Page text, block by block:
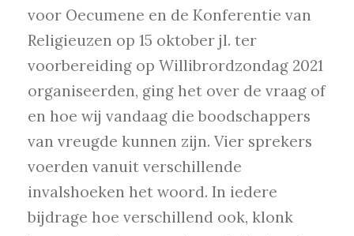
voor Oecumene en de Konferentie van
Religieuzen op 15 oktober jl. ter
voorbereiding op Willibrordzondag 2021
organiseerden, ging het over de vraag of
en hoe wij vandaag die boodschappers
van vreugde kunnen zijn. Vier sprekers
voerden vanuit verschillende
invalshoeken het woord. In iedere
bijdrage hoe verschillend ook, klonk